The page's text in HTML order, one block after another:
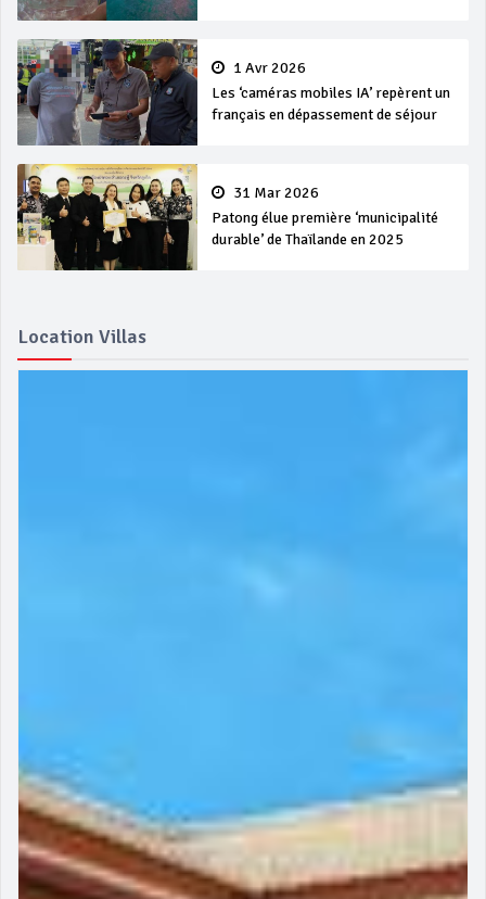
1 Avr 2026
Les ‘caméras mobiles IA’ repèrent un
français en dépassement de séjour
31 Mar 2026
Patong élue première ‘municipalité
durable’ de Thaïlande en 2025
Location Villas